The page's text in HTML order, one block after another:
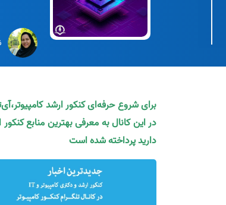
برای شروع حرفه‌ای کنکور ارشد
در این کانال به معرفی بهترین منابع
دارید پرداخته شده است